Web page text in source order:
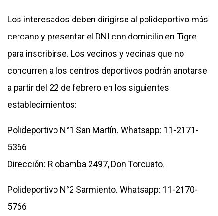
Los interesados deben dirigirse al polideportivo más
cercano y presentar el DNI con domicilio en Tigre
para inscribirse. Los vecinos y vecinas que no
concurren a los centros deportivos podrán anotarse
a partir del 22 de febrero en los siguientes
establecimientos:
Polideportivo N°1 San Martín. Whatsapp: 11-2171-
5366
Dirección: Riobamba 2497, Don Torcuato.
Polideportivo N°2 Sarmiento. Whatsapp: 11-2170-
5766